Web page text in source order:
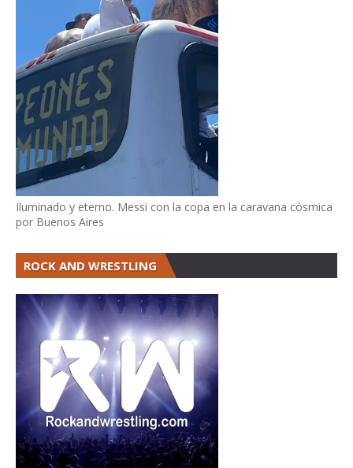
Iluminado y eterno. Messi con la copa en la caravana cósmica
por Buenos Aires
ROCK AND WRESTLING